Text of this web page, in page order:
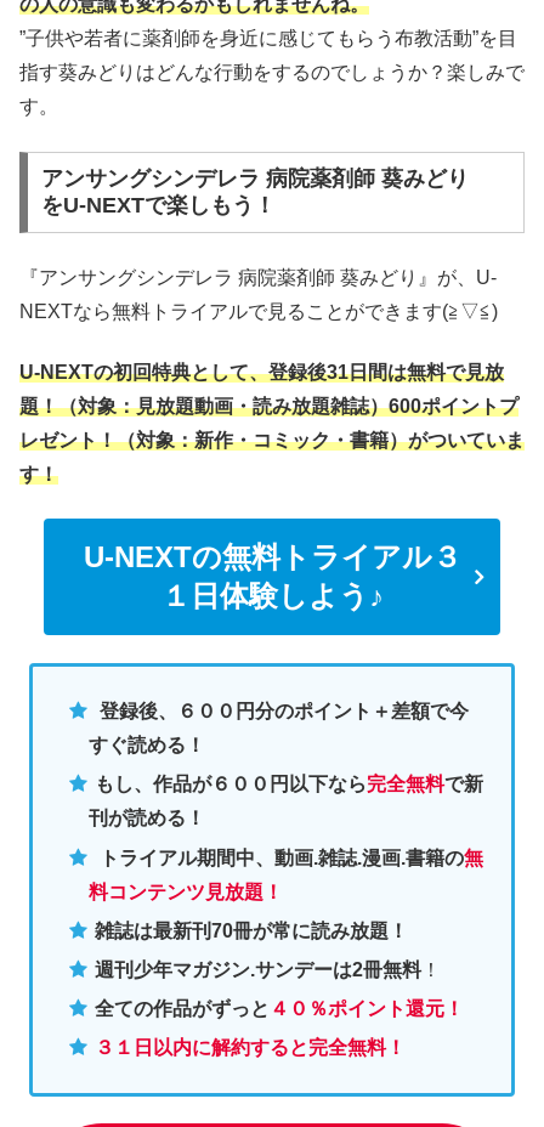
の人の意識も変わるかもしれませんね。
”子供や若者に薬剤師を身近に感じてもらう布教活動”を目
指す葵みどりはどんな行動をするのでしょうか？楽しみで
す。
アンサングシンデレラ 病院薬剤師 葵みどり
をU-NEXTで楽しもう！
『アンサングシンデレラ 病院薬剤師 葵みどり』が、U-
NEXTなら無料トライアルで見ることができます(≧▽≦)
U-NEXTの初回特典として、登録後31日間は無料で見放
題！（対象：見放題動画・読み放題雑誌）600ポイントプ
レゼント！（対象：新作・コミック・書籍）がついていま
す！
U-NEXTの無料トライアル３
１日体験しよう♪
登録後、６００円分のポイント＋差額で今
すぐ読める！
もし、作品が６００円以下なら完全無料で新
刊が読める！
トライアル期間中、動画.雑誌.漫画.書籍の無
料コンテンツ見放題！
雑誌は最新刊70冊が常に読み放題！
週刊少年マガジン.サンデーは2冊無料！
全ての作品がずっと ４０％ポイント還元！
３１日以内に解約すると完全無料！